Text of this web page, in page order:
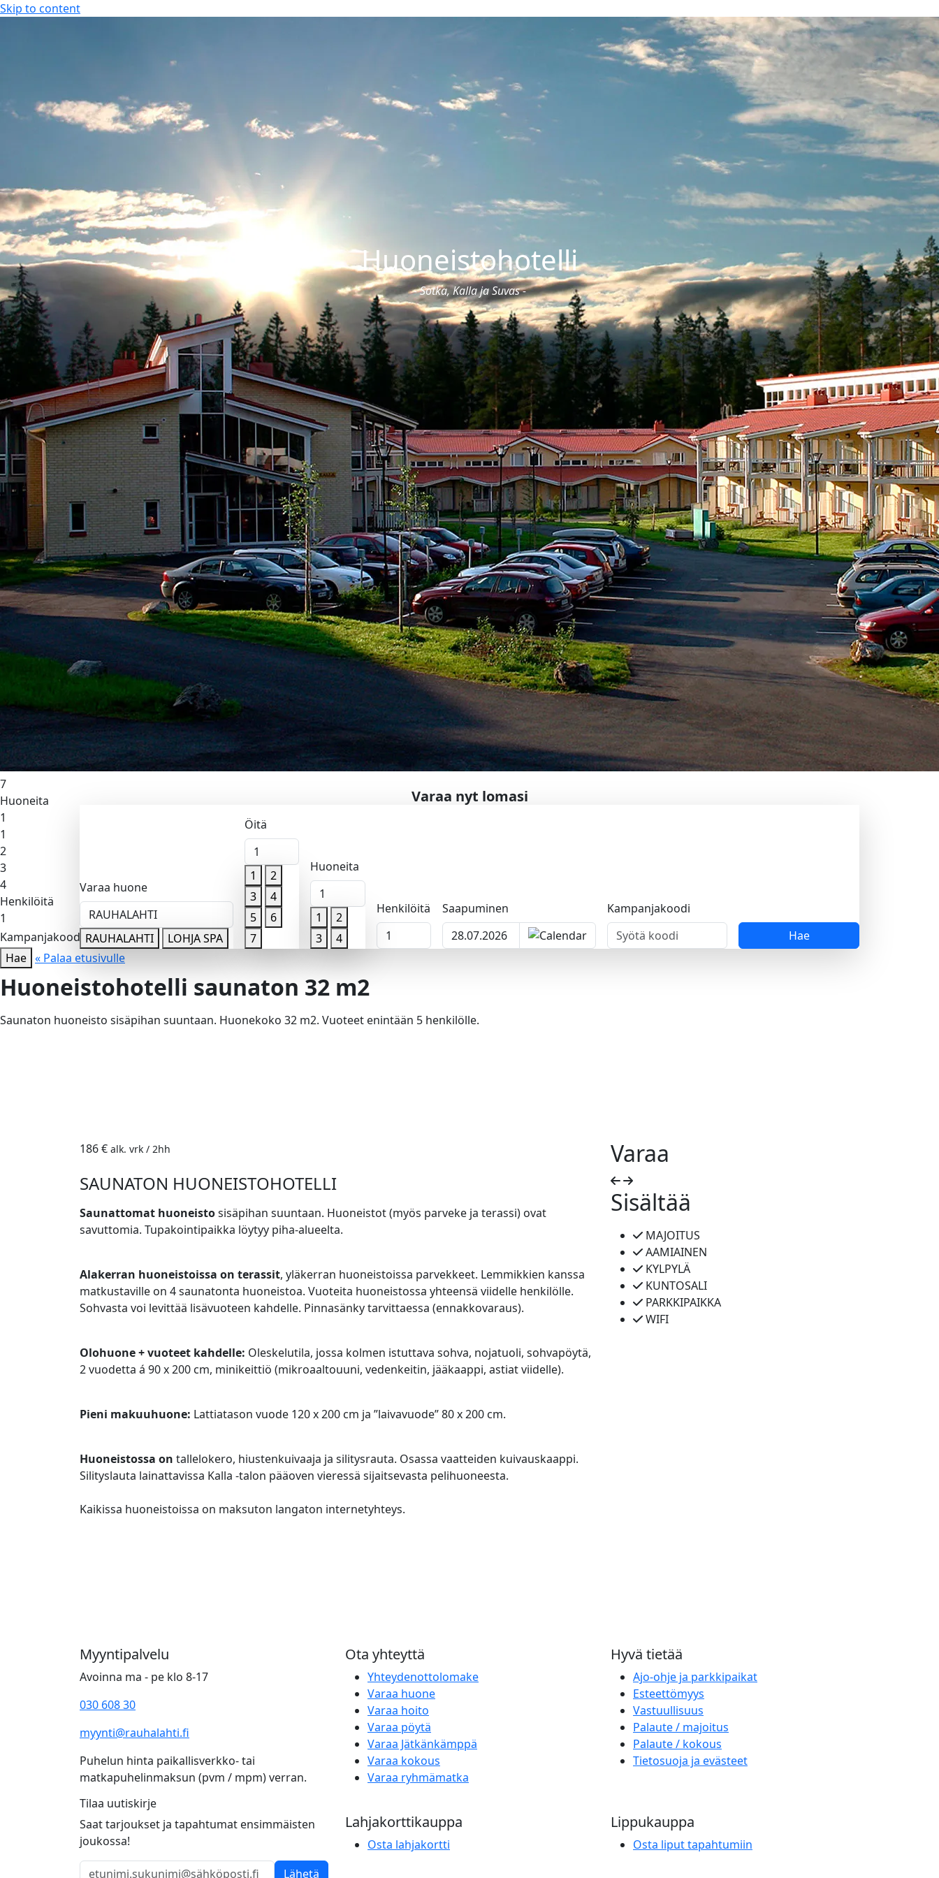
Skip to content
Osta lahjakorttiBonustili
Rauhalahti
Solaris Kylpylät
Lohja Spa & Resort
Tarjoukset
Ajankohtaiset tarjoukset
Majoitus
Hotellihuoneet
Huoneistohotelli
Aukioloajat & hinnat
Hieronnat & hoidot
Kuntosali & ryhmäliikunta
Spa Burger
Lasten synttärit
Ravintolat
Ruokailut
Ravintolat
KOKOUS-, LOMA- JA VIIHDEKESKUS
Tapahtumat
Lomaohjelma & luonto
Rauhalahti & Kuopio
Uppo-Nallen koti Rauhalahti
Tanssikalenteri
Karaoke
”Kurlauksen” MM-kisat
Magic Comedy Night 4
Tapahtumakalenteri
Lippukauppa
Ryhmät
Kokoukset
Kokouspaketit
Kokoustilat
Toimitusehdot
Tyhy & virkistys
Ryhmätarjoukset & ohjelmat
Retkipäivä
Junnujoukkueet
Paint & Wine Rauhalahti
Jätkänkämppä
Perinne- ja savusaunaillat
Savusauna
Yksityistilaisuudet
Häät
Info
Yhteystiedot
Majoittujan info eli UKK
Saapuminen & kartat
Ajankohtaista
Vastuullisuus
Varaus- ja peruutusehdot
Tuetut lomat & kuntoutus
Rekry
Huoneistohotelli
- Sotka, Kalla ja Suvas -
Varaa nyt lomasi
Varaa huone
RAUHALAHTI
RAUHALAHTI
LOHJA SPA
Öitä
1
1
2
3
4
5
6
7
Huoneita
1
1
2
3
4
Henkilöitä
1
Saapuminen
Kampanjakoodi
Hae
VARAA HUONE
Hotelli
Rauhalahti
Rauhalahti
Lohja Spa
Öitä
4
5
6
7
Huoneita
1
1
2
3
4
Henkilöitä
1
Kampanjakoodi
Valitse saapumispäivä
Hae « Palaa etusivulle
Huoneistohotelli saunaton 32 m2
Saunaton huoneisto sisäpihan suuntaan. Huonekoko 32 m2. Vuoteet enintään 5 henkilölle.
186 € alk. vrk / 2hh
SAUNATON HUONEISTOHOTELLI
Saunattomat huoneistosisäpihan suuntaan. Huoneistot (myös parveke ja terassi) ovat
savuttomia. Tupakointipaikka löytyy piha-alueelta.
Alakerran huoneistoissa on terassit, yläkerran huoneistoissa parvekkeet. Lemmikkien kanssa
matkustaville on 4 saunatonta huoneistoa. Vuoteita huoneistossa yhteensä viidelle henkilölle.
Sohvasta voi levittää lisävuoteen kahdelle. Pinnasänky tarvittaessa (ennakkovaraus).
Olohuone + vuoteet kahdelle: Oleskelutila, jossa kolmen istuttava sohva, nojatuoli, sohvapöytä,
2 vuodetta á 90 x 200 cm, minikeittiö (mikroaaltouuni, vedenkeitin, jääkaappi, astiat viidelle).
Pieni makuuhuone: Lattiatason vuode 120 x 200 cm ja ”laivavuode” 80 x 200 cm.
Huoneistossa on tallelokero, hiustenkuivaaja ja silitysrauta. Osassa vaatteiden kuivauskaappi.
Silityslauta lainattavissa Kalla -talon pääoven vieressä sijaitsevasta pelihuoneesta.
Kaikissa huoneistoissa on maksuton langaton internetyhteys.
Varaa
Sisältää
MAJOITUS
AAMIAINEN
KYLPYLÄ
KUNTOSALI
PARKKIPAIKKA
WIFI
Myyntipalvelu
Avoinna ma - pe klo 8-17
030 608 30
myynti@rauhalahti.fi
Puhelun hinta paikallisverkko- tai
matkapuhelinmaksun (pvm / mpm) verran.
Tilaa uutiskirje
Saat tarjoukset ja tapahtumat ensimmäisten
joukossa!
Lähetä
Ota yhteyttä
Yhteydenottolomake
Varaa huone
Varaa hoito
Varaa pöytä
Varaa Jätkänkämppä
Varaa kokous
Varaa ryhmämatka
Hyvä tietää
Ajo-ohje ja parkkipaikat
Esteettömyys
Vastuullisuus
Palaute / majoitus
Palaute / kokous
Tietosuoja ja evästeet
Lahjakorttikauppa
Osta lahjakortti
Lippukauppa
Osta liput tapahtumiin